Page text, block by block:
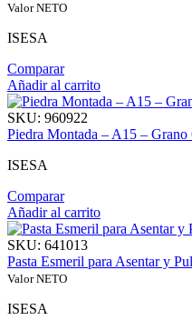
Valor NETO
ISESA
Comparar
Añadir al carrito
SKU: 960922
Piedra Montada – A15 –
ISESA
Comparar
Añadir al carrito
SKU: 641013
Pasta Esmeril para Asentar y
Valor NETO
ISESA